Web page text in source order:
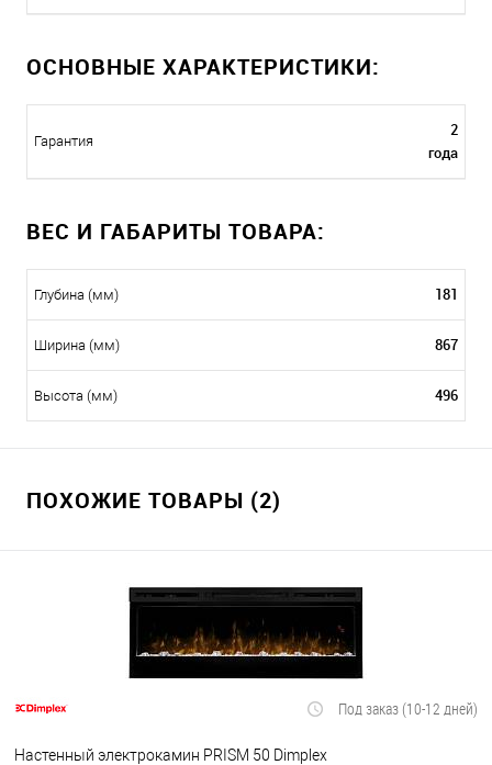
ОСНОВНЫЕ ХАРАКТЕРИСТИКИ:
Гарантия
2
года
ВЕС И ГАБАРИТЫ ТОВАРА:
Глубина (мм) 181
Ширина (мм) 867
Высота (мм) 496
ПОХОЖИЕ ТОВАРЫ (2)
Под заказ (10-12 дней)
Настенный электрокамин PRISM 50 Dimplex